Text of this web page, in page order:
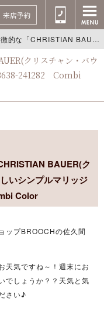
来店予約
ャン・バウアー)」らしいシンプルマリッジリング273638-241282 Combi Color
クリスチャン・バウ
241282 Combi
BAUER(ク
いシンプルマリッジ
Color
ップBROOCHの佐久間
天気ですね～！週末にお
でしょうか？？天気と気
さい♪